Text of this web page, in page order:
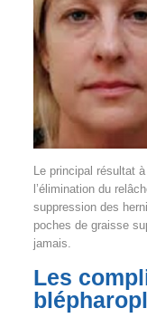
Le principal résultat
l’élimination du
suppression des
poches de graisse
jamais.
Les